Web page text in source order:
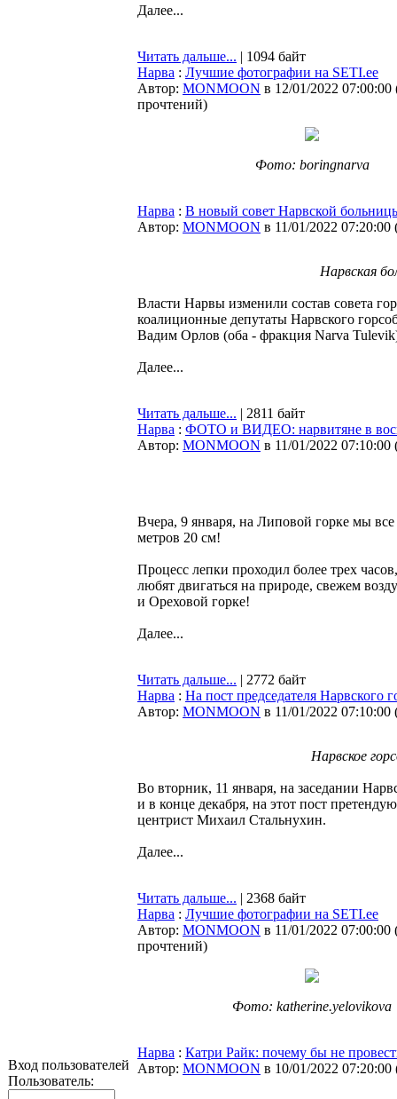
Вход пользователей
Пользователь:
Далее...
Читать дальше... | 1094 байт
Нарва : Лучшие фотографии на SETI.ee
Автор: MONMOON в 12/01/2022 07:00:00
прочтений)
Фото: boringnarva
Нарва : В новый совет Нарвской
Автор: MONMOON в 11/01/2022 07:20:00
Нарвская
Власти Нарвы изменили состав совета
коалиционные депутаты Нарвского
Вадим Орлов (оба - фракция Narva
Далее...
Читать дальше... | 2811 байт
Нарва : ФОТО и ВИДЕО: нарвитяне в
Автор: MONMOON в 11/01/2022 07:10:00
Вчера, 9 января, на Липовой горке мы
метров 20 см!
Процесс лепки проходил более трех
любят двигаться на природе, свежем
и Ореховой горке!
Далее...
Читать дальше... | 2772 байт
Нарва : На пост председателя Нарвского
Автор: MONMOON в 11/01/2022 07:10:00
Нарвское
Во вторник, 11 января, на заседании
и в конце декабря, на этот пост
центрист Михаил Стальнухин.
Далее...
Читать дальше... | 2368 байт
Нарва : Лучшие фотографии на SETI.ee
Автор: MONMOON в 11/01/2022 07:00:00
прочтений)
Фото: katherine.yelovikova
Нарва : Катри Райк: почему бы не
Автор: MONMOON в 10/01/2022 07:20:00